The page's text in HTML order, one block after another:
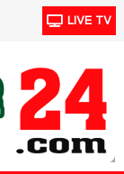
LIVE TV